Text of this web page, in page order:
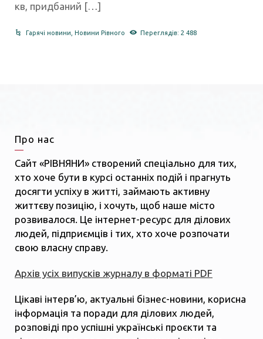
кв, придбаний […]
Гарячі новини ,Новини Рівного Переглядів: 2 488
Про нас
Сайт «РІВНЯНИ» створений спеціально для тих,
хто хоче бути в курсі останніх подій і прагнуть
досягти успіху в житті, займають активну
життєву позицію, і хочуть, щоб наше місто
розвивалося. Це інтернет-ресурс для ділових
людей, підприємців і тих, хто хоче розпочати
свою власну справу.
Архів усіх випусків журналу в форматі PDF
Цікаві інтерв’ю, актуальні бізнес-новини, корисна
інформація та поради для ділових людей,
розповіді про успішні українські проєкти та